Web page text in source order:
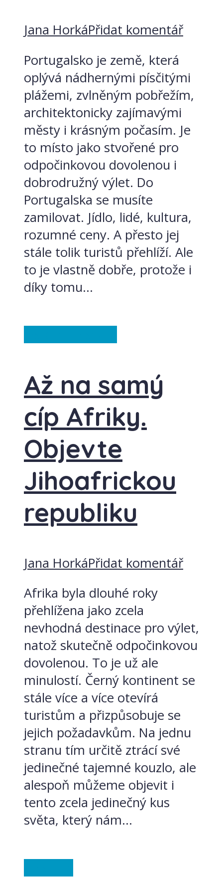
Jana HorkáPřidat komentář
Portugalsko je země, která
oplývá nádhernými písčitými
plážemi, zvlněným pobřežím,
architektonicky zajímavými
městy i krásným počasím. Je
to místo jako stvořené pro
odpočinkovou dovolenou i
dobrodružný výlet. Do
Portugalska se musíte
zamilovat. Jídlo, lidé, kultura,
rozumné ceny. A přesto jej
stále tolik turistů přehlíží. Ale
to je vlastně dobře, protože i
díky tomu...
Až na samý
cíp Afriky.
Objevte
Jihoafrickou
republiku
Jana HorkáPřidat komentář
Afrika byla dlouhé roky
přehlížena jako zcela
nevhodná destinace pro výlet,
natož skutečně odpočinkovou
dovolenou. To je už ale
minulostí. Černý kontinent se
stále více a více otevírá
turistům a přizpůsobuje se
jejich požadavkům. Na jednu
stranu tím určitě ztrácí své
jedinečné tajemné kouzlo, ale
alespoň můžeme objevit i
tento zcela jedinečný kus
světa, který nám...